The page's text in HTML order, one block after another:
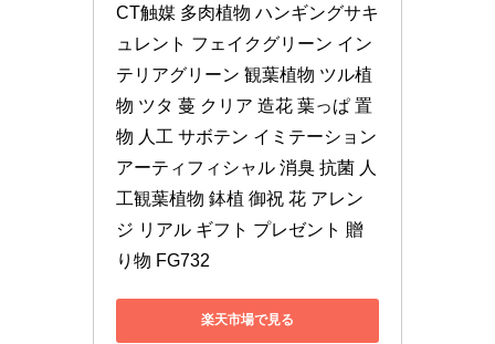
CT触媒 多肉植物 ハンギングサキ
ュレント フェイクグリーン イン
テリアグリーン 観葉植物 ツル植
物 ツタ 蔓 クリア 造花 葉っぱ 置
物 人工 サボテン イミテーション
アーティフィシャル 消臭 抗菌 人
工観葉植物 鉢植 御祝 花 アレン
ジ リアル ギフト プレゼント 贈
り物 FG732
楽天市場で見る